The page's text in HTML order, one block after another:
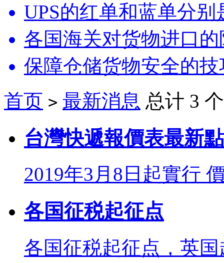
UPS的红单和蓝单分别
各国海关对货物进口
保障仓储货物安全的技
首页 > 最新消息 总计 3
台灣快遞報價表最新
2019年3月8日起實行
各国征税起征点
各国征税起征点，英